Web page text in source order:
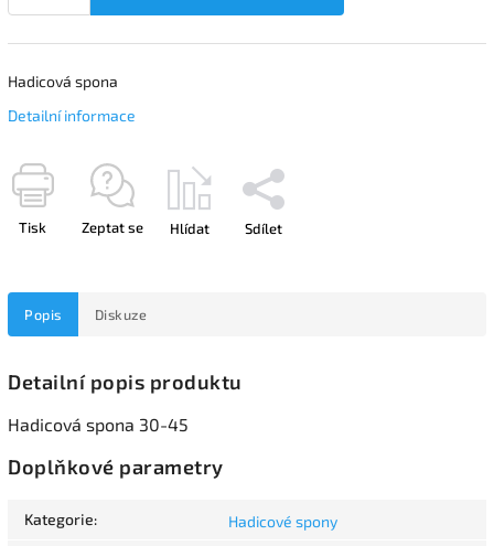
Hadicová spona
Detailní informace
Tisk Zeptat se Hlídat Sdílet
Popis Diskuze
Detailní popis produktu
Hadicová spona 30-45
Doplňkové parametry
Kategorie: Hadicové spony